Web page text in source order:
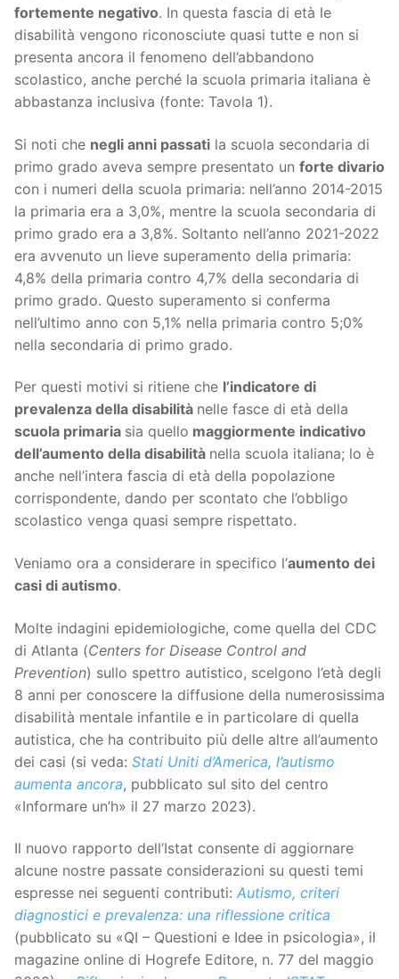
fortemente negativo. In questa fascia di età le
disabilità vengono riconosciute quasi tutte e non si
presenta ancora il fenomeno dell’abbandono
scolastico, anche perché la scuola primaria italiana è
abbastanza inclusiva (fonte: Tavola 1).
Si noti che negli anni passati la scuola secondaria di
primo grado aveva sempre presentato un forte divario
con i numeri della scuola primaria: nell’anno 2014-2015
la primaria era a 3,0%, mentre la scuola secondaria di
primo grado era a 3,8%. Soltanto nell’anno 2021-2022
era avvenuto un lieve superamento della primaria:
4,8% della primaria contro 4,7% della secondaria di
primo grado. Questo superamento si conferma
nell’ultimo anno con 5,1% nella primaria contro 5;0%
nella secondaria di primo grado.
Per questi motivi si ritiene che l’indicatore di
prevalenza della disabilità nelle fasce di età della
scuola primaria sia quello maggiormente indicativo
dell’aumento della disabilità nella scuola italiana; lo è
anche nell’intera fascia di età della popolazione
corrispondente, dando per scontato che l’obbligo
scolastico venga quasi sempre rispettato.
Veniamo ora a considerare in specifico l’aumento dei
casi di autismo.
Molte indagini epidemiologiche, come quella del CDC
di Atlanta (Centers for Disease Control and
Prevention) sullo spettro autistico, scelgono l’età degli
8 anni per conoscere la diffusione della numerosissima
disabilità mentale infantile e in particolare di quella
autistica, che ha contribuito più delle altre all’aumento
dei casi (si veda: Stati Uniti d’America, l’autismo
aumenta ancora, pubblicato sul sito del centro
«Informare un’h» il 27 marzo 2023).
Il nuovo rapporto dell’Istat consente di aggiornare
alcune nostre passate considerazioni su questi temi
espresse nei seguenti contributi: Autismo, criteri
diagnostici e prevalenza: una riflessione critica
(pubblicato su «QI – Questioni e Idee in psicologia», il
magazine online di Hogrefe Editore, n. 77 del maggio